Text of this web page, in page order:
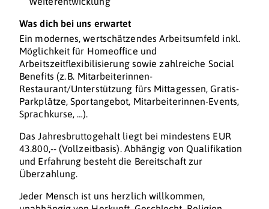
Was dich bei uns erwartet
Ein modernes, wertschätzendes Arbeitsumfeld inkl.
Möglichkeit für Homeoffice und
Arbeitszeitflexibilisierung sowie zahlreiche Social
Benefits (z. B. Mitarbeiterinnen-
Restaurant/Unterstützung fürs Mittagessen, Gratis-
Parkplätze, Sportangebot, Mitarbeiterinnen-Events,
Sprachkurse, …).
Das Jahresbruttogehalt liegt bei mindestens EUR
43.800,-- (Vollzeitbasis). Abhängig von Qualifikation
und Erfahrung besteht die Bereitschaft zur
Überzahlung.
Jeder Mensch ist uns herzlich willkommen,